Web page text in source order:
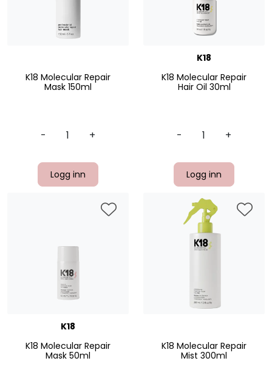
K18 Molecular Repair
Mask 150ml
- +
Logg inn
K18
K18 Molecular Repair
Hair Oil 30ml
- +
Logg inn
K18
K18 Molecular Repair
Mask 50ml
K18 Molecular Repair
Mist 300ml